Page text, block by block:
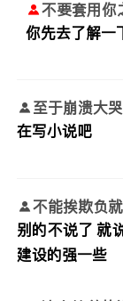
不要套用你
你先去了解一
至于崩溃大
在写小说吧
不能挨欺负
别的不说了 就
建设的强一些